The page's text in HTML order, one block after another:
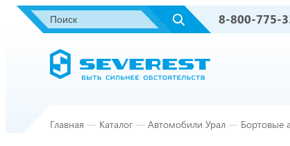
8-800-775-
Главная — Каталог — Автомобили Урал — Бортовые